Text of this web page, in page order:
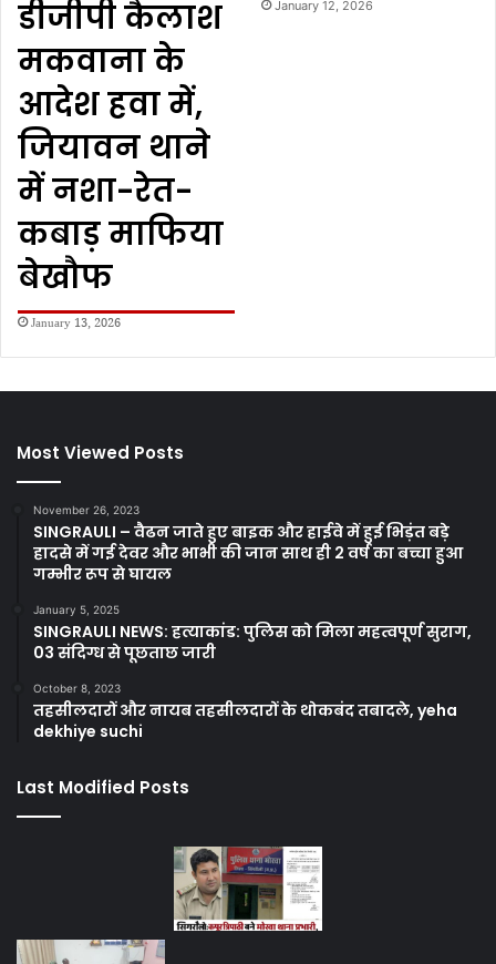
डीजीपी कैलाश
मकवाना के
आदेश हवा में,
जियावन थाने
में नशा-रेत-
कबाड़ माफिया
बेखौफ
January 13, 2026
January 12, 2026
Most Viewed Posts
November 26, 2023
SINGRAULI – वैढन जाते हुए बाइक और हाईवे में हुई भिड़ंत बड़े
हादसे में गई देवर और भाभी की जान साथ ही 2 वर्ष का बच्चा हुआ
गम्भीर रूप से घायल
January 5, 2025
SINGRAULI NEWS: हत्याकांड: पुलिस को मिला महत्वपूर्ण सुराग,
03 संदिग्ध से पूछताछ जारी
October 8, 2023
तहसीलदारों और नायब तहसीलदारों के थोकबंद तबादले, yeha
dekhiye suchi
Last Modified Posts